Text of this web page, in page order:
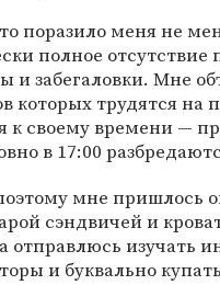
поразило меня не
полное
и забегаловки. Мне
которых трудятся на
к своему времени —
в 17:00
мне пришлось
сэндвичей и
отправлюсь изучать
и буквально